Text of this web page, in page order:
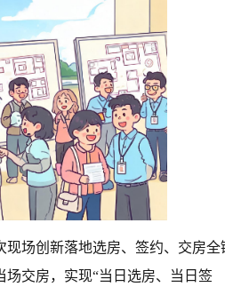
场创新落地选房、签约、交房全
交房，实现“当日选房、当日签